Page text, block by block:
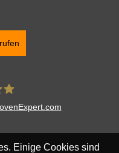
Einige Cookies sind